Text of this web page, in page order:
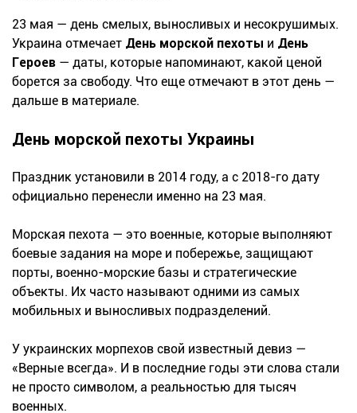
23 мая — день смелых, выносливых и несокрушимых.
Украина отмечает День морской пехоты и День
Героев — даты, которые напоминают, какой ценой
борется за свободу. Что еще отмечают в этот день —
дальше в материале.
День морской пехоты Украины
Праздник установили в 2014 году, а с 2018-го дату
официально перенесли именно на 23 мая.
Морская пехота — это военные, которые выполняют
боевые задания на море и побережье, защищают
порты, военно-морские базы и стратегические
объекты. Их часто называют одними из самых
мобильных и выносливых подразделений.
У украинских морпехов свой известный девиз —
«Верные всегда». И в последние годы эти слова стали
не просто символом, а реальностью для тысяч
военных.